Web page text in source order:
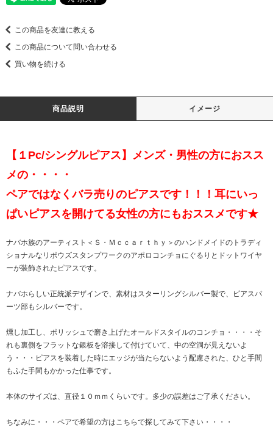
この商品を友達に教える
この商品について問い合わせる
買い物を続ける
商品説明 イメージ
【１Pc/シングルピアス】メンズ・男性の方におスス
メの・・・・
ペアではなくバラ売りのピアスです！！！耳にいっ
ぱいピアスを開けてる女性の方にもおススメです★
ナバホ族のアーティスト＜Ｓ・Ｍｃｃａｒｔｈｙ＞のハンドメイドのトラディ
ショナルなリポウズスタンプワークのアポロコンチョにぐるりとドットワイヤ
ーが装飾されたピアスです。
ナバホらしい正統派デザインで、素材はスターリングシルバー製で、ピアスパ
ーツ部もシルバーです。
燻し加工し、ポリッシュで磨き上げたオールドスタイルのコンチョ・・・・そ
れも裏側をフラットな銀板を溶接して付けていて、中の空洞が見えないよ
う・・・ピアスを装着した時にエッジが当たらないよう配慮された、ひと手間
もふた手間もかかった仕事です。
本体のサイズは、直径１０ｍｍくらいです。多少の誤差はご了承ください。
ちなみに・・・ペアで希望の方はこちらで探してみて下さい・・・・